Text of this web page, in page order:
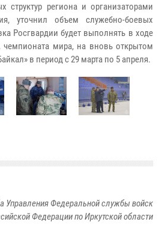
структур региона и организаторами
уточнил объем служебно-боевых
Росгвардии будет выполнять в ходе
мира, на вновь открытом
в период с 29 марта по 5 апреля.
Управления Федеральной службы войск
Федерации по Иркутской области